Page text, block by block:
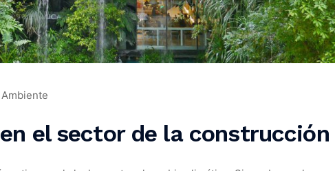
en el sector de la construcción